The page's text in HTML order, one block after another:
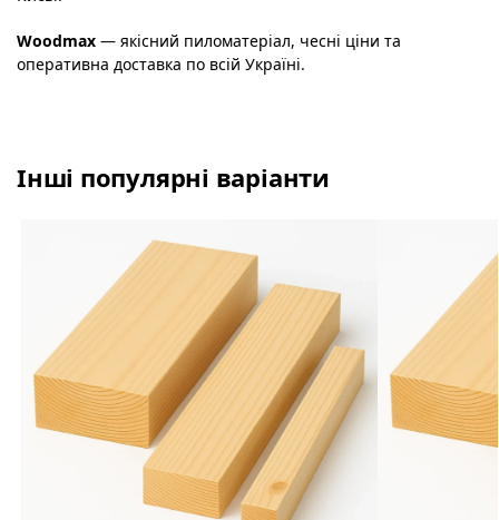
Woodmax — якісний пиломатеріал, чесні ціни та
оперативна доставка по всій Україні.
Інші популярні варіанти